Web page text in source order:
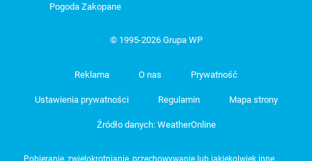
Pogoda Zakopane
© 1995-2026 Grupa WP
Reklama O nas Prywatność
Ustawienia prywatności Regulamin Mapa strony
Źródło danych: WeatherOnline
Pobieranie, zwielokrotnianie, przechowywanie lub jakiekolwiek inne